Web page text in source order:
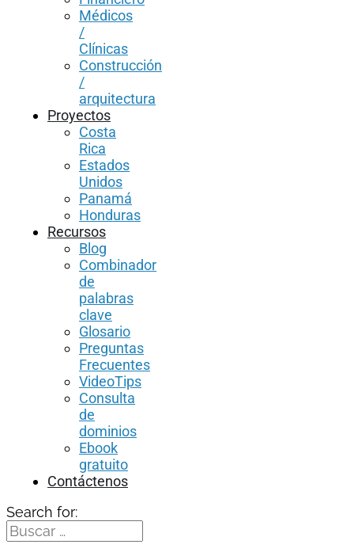
Médicos
/
Clínicas
Construcción
/
arquitectura
Proyectos
Costa
Rica
Estados
Unidos
Panamá
Honduras
Recursos
Blog
Combinador
de
palabras
clave
Glosario
Preguntas
Frecuentes
VideoTips
Consulta
de
dominios
Ebook
gratuito
Contáctenos
Search for: